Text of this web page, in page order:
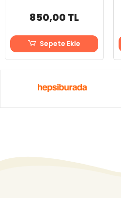
850,00 TL
Sepete Ekle